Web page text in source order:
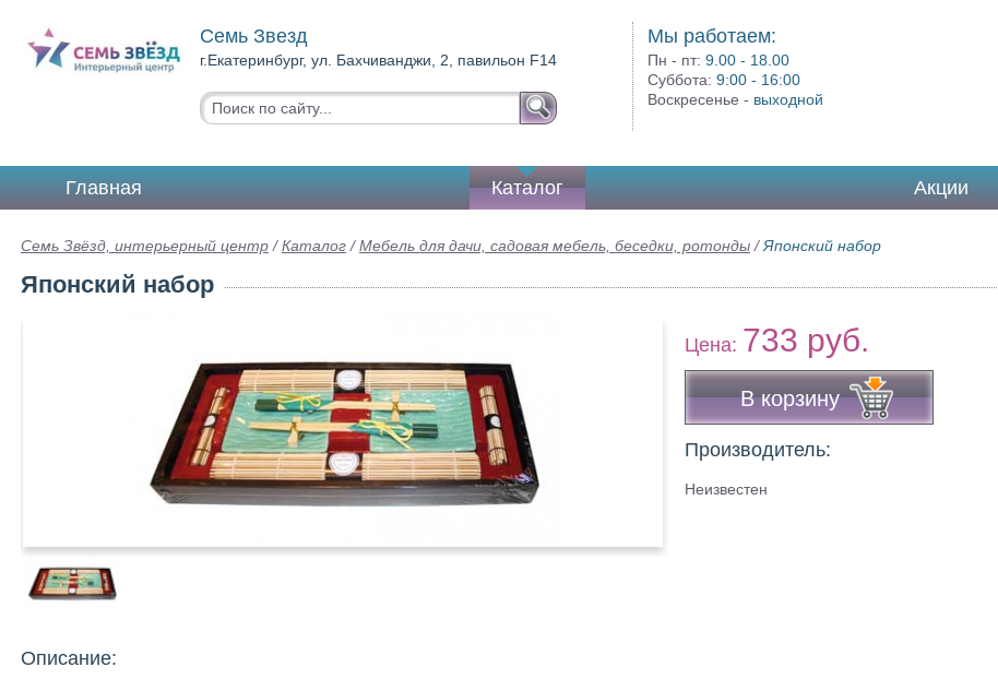
Семь Звезд
г.Екатеринбург, ул. Бахчиванджи, 2, павильон F14
Мы работаем:
Пн - пт:9.00 - 18.00
Суббота:9:00 - 16:00
Воскресенье - выходной
Главная Каталог Акции
Семь Звёзд, интерьерный центр /Каталог /Мебель для дачи, садовая мебель, беседки, ротонды /Японский набор
Японский набор
Цена: 733 руб.
В корзину
Производитель:
Неизвестен
Описание: